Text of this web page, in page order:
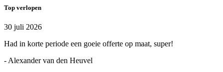
Top verlopen
30 juli 2026
Had in korte periode een goeie offerte op maat, super!
- Alexander van den Heuvel